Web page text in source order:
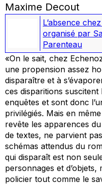
Maxime Decout
L’absence
organisé par
Parenteau
«On le sait, chez
une propension assez
disparaître et à
ces disparitions
enquêtes et sont donc
privilégiés. Mais en
revête les apparences
de textes, ne parvient
schémas attendus du
qui disparaît est non
personnages et
policier tout comme le